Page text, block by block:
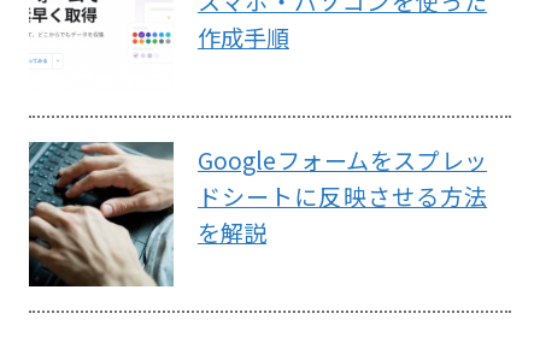
作成手順
Googleフォームをスプレッ
ドシートに反映させる方法
を解説